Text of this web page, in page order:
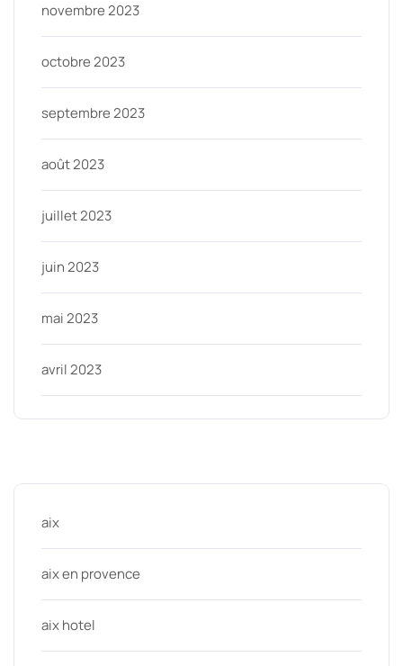
novembre 2023
octobre 2023
septembre 2023
août 2023
juillet 2023
juin 2023
mai 2023
avril 2023
aix
aix en provence
aix hotel